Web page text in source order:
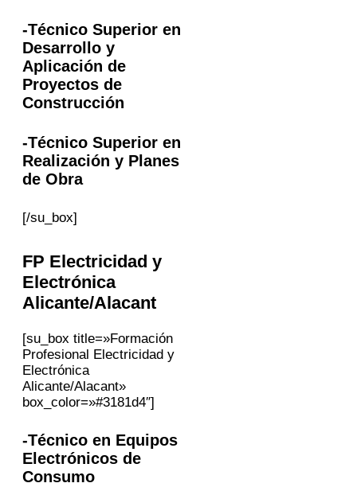
-Técnico Superior en
Desarrollo y
Aplicación de
Proyectos de
Construcción
-Técnico Superior en
Realización y Planes
de Obra
[/su_box]
FP Electricidad y
Electrónica
Alicante/Alacant
[su_box title=»Formación
Profesional Electricidad y
Electrónica
Alicante/Alacant»
box_color=»#3181d4″]
-Técnico en Equipos
Electrónicos de
Consumo